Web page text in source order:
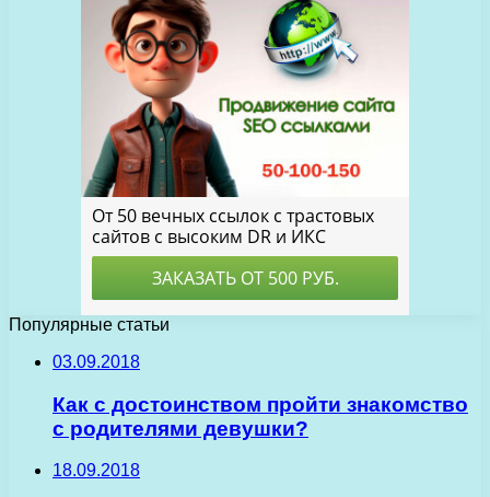
Популярные статьи
03.09.2018
Как с достоинством пройти знакомство
с родителями девушки?
18.09.2018